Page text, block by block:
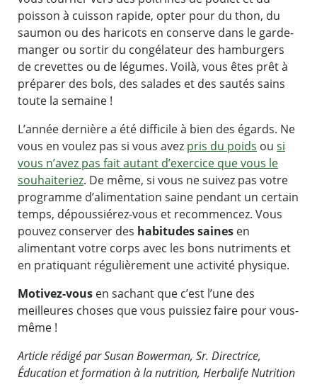
poisson à cuisson rapide, opter pour du thon, du
saumon ou des haricots en conserve dans le garde-
manger ou sortir du congélateur des hamburgers
de crevettes ou de légumes. Voilà, vous êtes prêt à
préparer des bols, des salades et des sautés sains
toute la semaine !
L’année dernière a été difficile à bien des égards. Ne
vous en voulez pas si vous avez pris du poids ou si
vous n’avez pas fait autant d’exercice que vous le
souhaiteriez. De même, si vous ne suivez pas votre
programme d’alimentation saine pendant un certain
temps, dépoussiérez-vous et recommencez. Vous
pouvez conserver des habitudes saines en
alimentant votre corps avec les bons nutriments et
en pratiquant régulièrement une activité physique.
Motivez-vous en sachant que c’est l’une des
meilleures choses que vous puissiez faire pour vous-
même !
Article rédigé par Susan Bowerman, Sr. Directrice,
Éducation et formation à la nutrition, Herbalife Nutrition